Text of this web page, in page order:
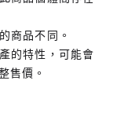
商品不同。
的特性，可能會
售價。